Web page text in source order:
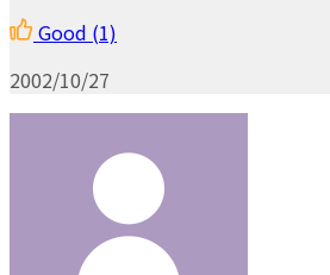
Good (1)
2002/10/27